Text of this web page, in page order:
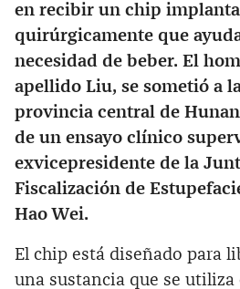
en recibir un chip
quirúrgicamente que
necesidad de beber. El
apellido Liu, se sometió a
provincia central de
de un ensayo clínico
exvicepresidente de la
Fiscalización de
Hao Wei.
El chip está diseñado para
una sustancia que se